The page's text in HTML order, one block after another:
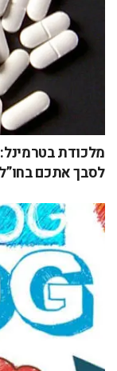
מלכודת
לסבך אתכם בחו”ל